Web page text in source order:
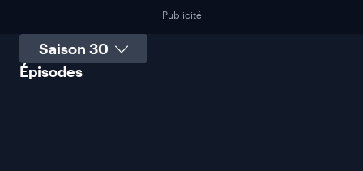
Publicité
Sélectionner une saison
Épisodes